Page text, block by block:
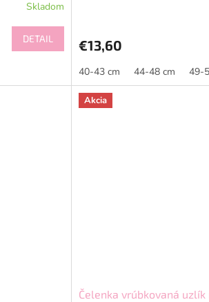
Skladom
DETAIL €13,60
40-43 cm 44-48 cm 49-
Akcia
Čelenka vrúbkovaná